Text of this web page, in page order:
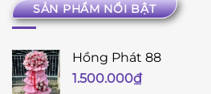
SẢN PHẨM NỔI BẬT
Hồng Phát 88
1.500.000₫